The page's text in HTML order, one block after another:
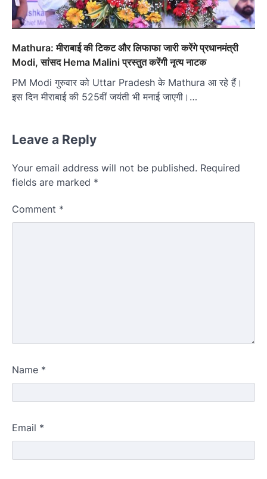
Mathura: मीराबाई की टिकट और लिफाफा जारी करेंगे प्रधानमंत्री
Modi, सांसद Hema Malini प्रस्तुत करेंगी नृत्य नाटक
PM Modi गुरुवार को Uttar Pradesh के Mathura आ रहे हैं।
इस दिन मीराबाई की 525वीं जयंती भी मनाई जाएगी।…
Leave a Reply
Your email address will not be published. Required
fields are marked *
Comment *
Name *
Email *